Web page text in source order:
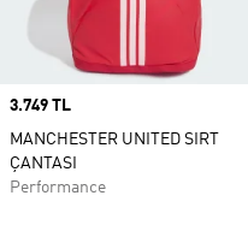
Price
3.749 TL
MANCHESTER UNITED SIRT
ÇANTASI
Performance